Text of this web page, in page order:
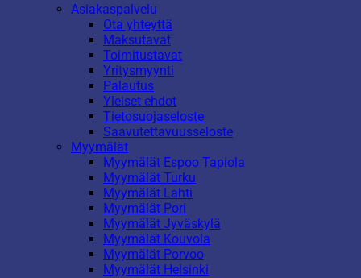
Asiakaspalvelu
Ota yhteyttä
Maksutavat
Toimitustavat
Yritysmyynti
Palautus
Yleiset ehdot
Tietosuojaseloste
Saavutettavuusseloste
Myymälät
Myymälät Espoo Tapiola
Myymälät Turku
Myymälät Lahti
Myymälät Pori
Myymälät Jyväskylä
Myymälät Kouvola
Myymälät Porvoo
Myymälät Helsinki